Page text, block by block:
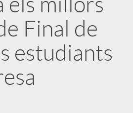
Final de
estudiants